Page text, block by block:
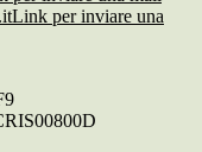
Link per inviare una